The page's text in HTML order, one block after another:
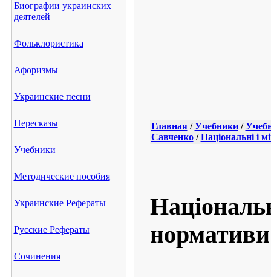
Биографии украинских
деятелей
Фольклористика
Афоризмы
Украинские песни
Пересказы
Учебники
Методические пособия
Украинские Рефераты
Русские Рефераты
Сочинения
Главная/Учебники/
Савченко/Національні і